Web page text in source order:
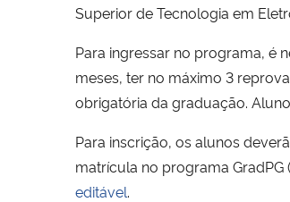
Superior de Tecnologia em
Para ingressar no programa, é
meses, ter no máximo 3
obrigatória da graduação.
Para inscrição, os alunos
matrícula no programa GradPG
editável.